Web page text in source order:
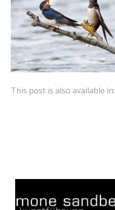
This post is also available in: